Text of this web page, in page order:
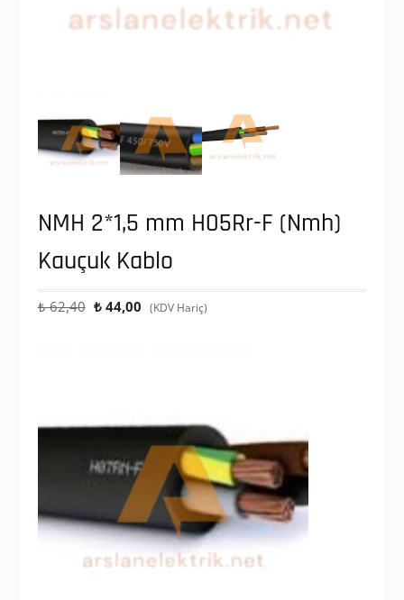
NMH 2*1,5 mm H05Rr-F (Nmh)
Kauçuk Kablo
₺62,40 Orijinal
₺44,00 Şu
(KDV Hariç)